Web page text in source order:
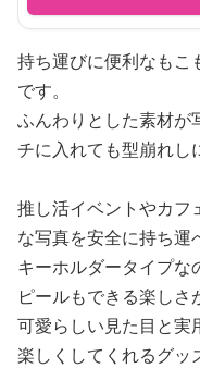
持ち運びに便利なもこ
です。
ふんわりとした素材が
チに入れても型崩れし
推し活イベントやカフ
な写真を安全に持ち運
キーホルダータイプな
ピールもできる楽しさ
可愛らしい見た目と実
楽しくしてくれるグッ